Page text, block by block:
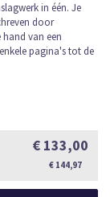
in één. Je
door
van een
pagina's tot de
€ 133,00
€ 144,97